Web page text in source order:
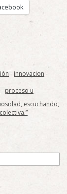
- innovacion -
- proceso u
escuchando,